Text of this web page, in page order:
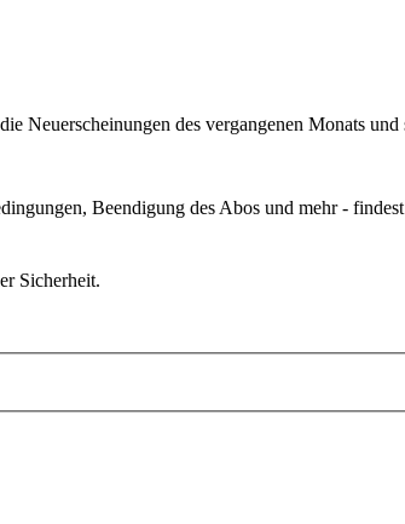
des vergangenen Monats
Beendigung des Abos und mehr -
Sicherheit.